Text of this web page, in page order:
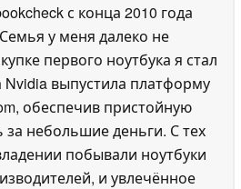
с конца 2010 года
у меня далеко не
первого ноутбука я стал
Nvidia выпустила платформу
обеспечив пристойную
за небольшие деньги. С тех
побывали ноутбуки
и увлечённое